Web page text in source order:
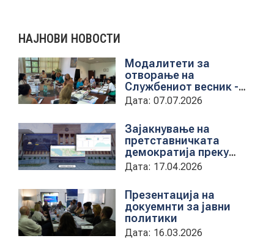
ENG
НАЈНОВИ НОВОСТИ
Модалитети за
отворање на
Службениот весник -
Средба со
претставници на ЈП
службен весник
Дата: 07.07.2026
Зајакнување на
претставничката
демократија преку
дигитална алатка
kancelarii.sobranie.mk
Дата: 17.04.2026
Презентација на
докуемнти за јавни
политики
Дата: 16.03.2026